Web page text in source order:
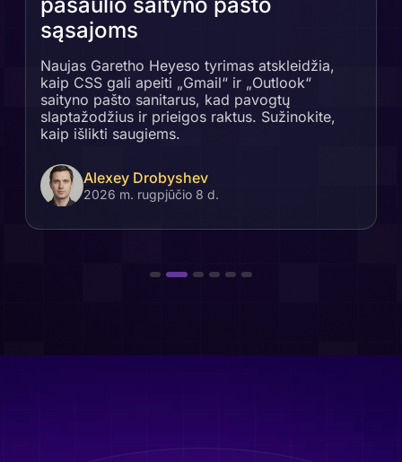
sąsajoms
Naujas Garetho Heyeso tyrimas atskleidžia,
kaip CSS gali apeiti „Gmail“ ir „Outlook“
saityno pašto sanitarus, kad pavogtų
slaptažodžius ir prieigos raktus. Sužinokite,
kaip išlikti saugiems.
Alexey Drobyshev
2026 m. rugpjūčio 8 d.